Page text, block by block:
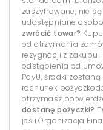
zaszyfrowane, nie
udostępniane
zwrócić towar?
od otrzymania
rezygnacji z zakupu
odstąpienia od
PayU, środki
rachunek
otrzymasz
dostanę pożyczki?
jeśli Organizacja